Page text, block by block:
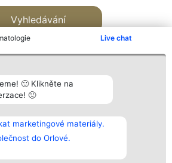
Live chat
🙂 Klikněte na
🙂
marketingové materiály.
do Orlové.
Vyhledávání
Vítězové
Seznam všech
laureátů
Zásady
Zásady
Kontakt